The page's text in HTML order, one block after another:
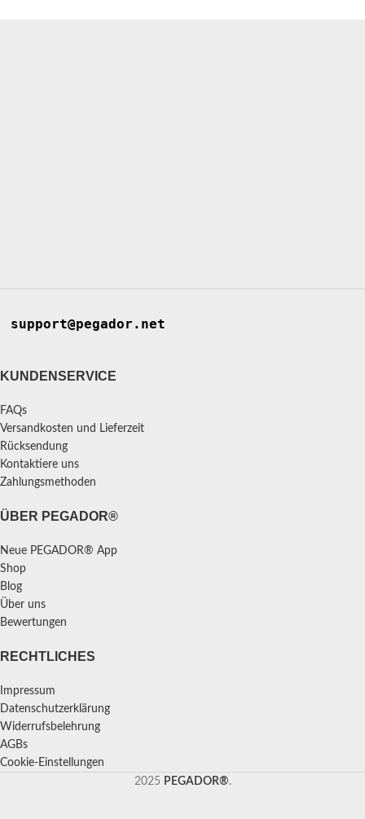
support@pegador.net
KUNDENSERVICE
FAQs
Versandkosten und Lieferzeit
Rücksendung
Kontaktiere uns
Zahlungsmethoden
ÜBER PEGADOR®
Neue PEGADOR® App
Shop
Blog
Über uns
Bewertungen
RECHTLICHES
Impressum
Datenschutzerklärung
Widerrufsbelehrung
AGBs
Cookie-Einstellungen
2025 PEGADOR®.